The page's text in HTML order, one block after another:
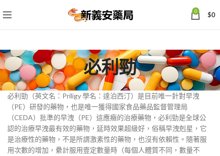
0 $0
必利勁
必利勁（英文名：Priligy 學名：達泊西汀）是目前唯一針對早洩
（PE）研發的藥物，也是唯一獲得國家食品藥品監督管理局
（CEDA）批準的早洩（PE）這應癥的治療藥物，必利勁是全球公
認的治療早洩最有效的藥物，延時效果超級好，俗稱早洩剋星，它
是治療性的藥物，不是所謂激素性的藥物，也沒有依賴性。隨著服
用次數的增加，纍計服用壹定數量時（每個人體質不同，數量不